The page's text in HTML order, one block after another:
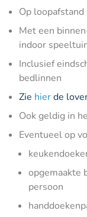
Op
Met een
indoor
Inclusief
bedlinnen
Zie hierde
Ook geldig in
Eventueel op
opgemaakte
persoon